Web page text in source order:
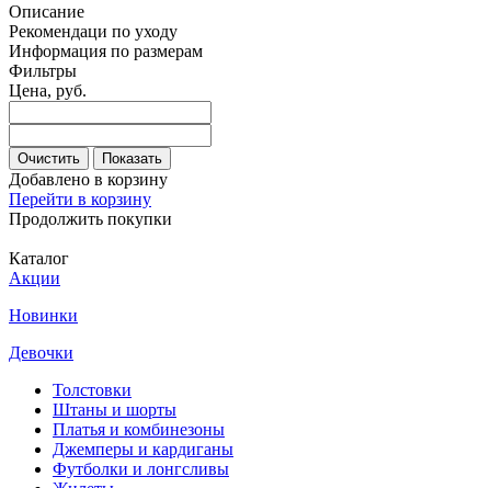
Описание
Рекомендаци по уходу
Информация по размерам
Фильтры
Цена, руб.
Очистить Показать
Добавлено в корзину
Перейти в корзину
Продолжить покупки
Каталог
Акции
Новинки
Девочки
Толстовки
Штаны и шорты
Платья и комбинезоны
Джемперы и кардиганы
Футболки и лонгсливы